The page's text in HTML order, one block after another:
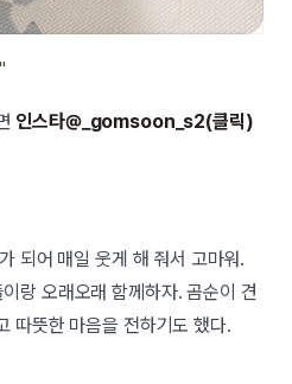
인스타@_gomsoon_s2(클릭)
되어 매일 웃게 해 줘서 고마워.
랑 오래오래 함께하자. 곰순이 견
따뜻한 마음을 전하기도 했다.